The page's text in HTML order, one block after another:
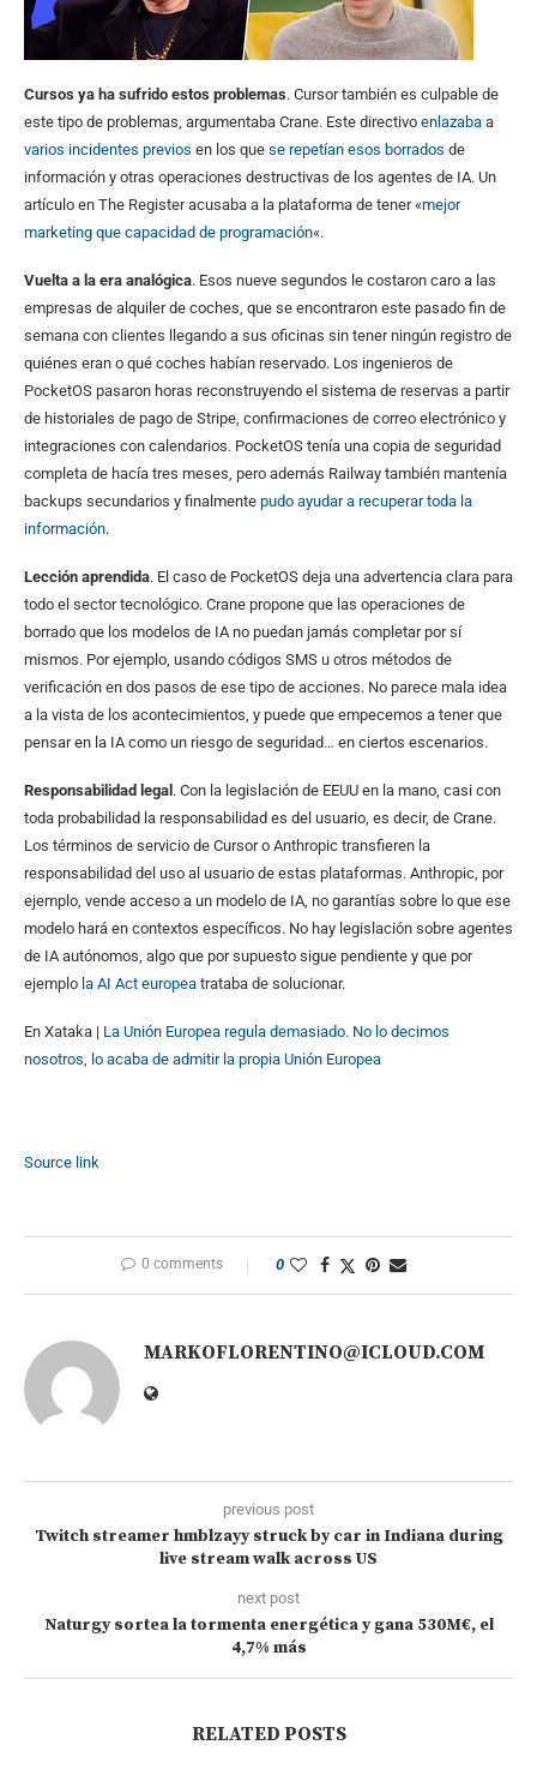
Cursos ya ha sufrido estos problemas. Cursor también es culpable de
este tipo de problemas, argumentaba Crane. Este directivo enlazaba a
varios incidentes previos en los que se repetían esos borrados de
información y otras operaciones destructivas de los agentes de IA. Un
artículo en The Register acusaba a la plataforma de tener «mejor
marketing que capacidad de programación«.
Vuelta a la era analógica. Esos nueve segundos le costaron caro a las
empresas de alquiler de coches, que se encontraron este pasado fin de
semana con clientes llegando a sus oficinas sin tener ningún registro de
quiénes eran o qué coches habían reservado. Los ingenieros de
PocketOS pasaron horas reconstruyendo el sistema de reservas a partir
de historiales de pago de Stripe, confirmaciones de correo electrónico y
integraciones con calendarios. PocketOS tenía una copia de seguridad
completa de hacía tres meses, pero además Railway también mantenía
backups secundarios y finalmente pudo ayudar a recuperar toda la
información.
Lección aprendida. El caso de PocketOS deja una advertencia clara para
todo el sector tecnológico. Crane propone que las operaciones de
borrado que los modelos de IA no puedan jamás completar por sí
mismos. Por ejemplo, usando códigos SMS u otros métodos de
verificación en dos pasos de ese tipo de acciones. No parece mala idea
a la vista de los acontecimientos, y puede que empecemos a tener que
pensar en la IA como un riesgo de seguridad… en ciertos escenarios.
Responsabilidad legal . Con la legislación de EEUU en la mano, casi con
toda probabilidad la responsabilidad es del usuario, es decir, de Crane.
Los términos de servicio de Cursor o Anthropic transfieren la
responsabilidad del uso al usuario de estas plataformas. Anthropic, por
ejemplo, vende acceso a un modelo de IA, no garantías sobre lo que ese
modelo hará en contextos específicos. No hay legislación sobre agentes
de IA autónomos, algo que por supuesto sigue pendiente y que por
ejemplo la AI Act europea trataba de solucionar.
En Xataka | La Unión Europea regula demasiado. No lo decimos
nosotros, lo acaba de admitir la propia Unión Europea
Source link
0 comments 0
MARKOFLORENTINO@ICLOUD.COM
previous post
Twitch streamer hmblzayy struck by car in Indiana during
live stream walk across US
next post
Naturgy sortea la tormenta energética y gana 530M€, el
4,7% más
RELATED POSTS